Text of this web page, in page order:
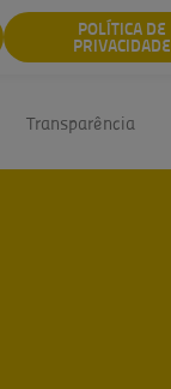
POLÍTICA DE
PRIVACIDADE
Transparência